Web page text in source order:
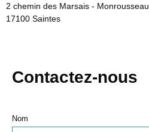
2 chemin des Marsais - Monrousseau
17100 Saintes
Contactez-nous
Nom